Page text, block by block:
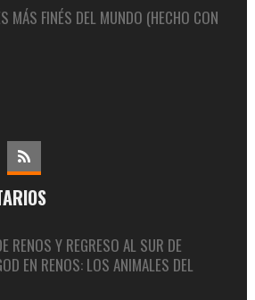
MÁS FINÉS DEL MUNDO (HECHO CON
RENOS Y REGRESO AL SUR DE
EN RENOS: LOS ANIMALES DEL